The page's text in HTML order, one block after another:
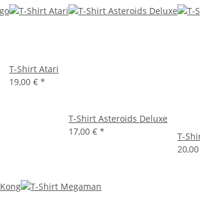
T-Shirt Atari
19,00 € *
T-Shirt Asteroids Deluxe
17,00 € *
T-